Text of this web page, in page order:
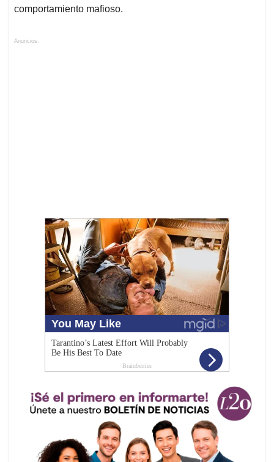
comportamiento mafioso.
Anuncios.